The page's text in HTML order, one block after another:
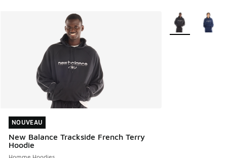
NOUVEAU
New Balance Trackside French Terry
Hoodie
NOUVEAU
Plus de couleurs